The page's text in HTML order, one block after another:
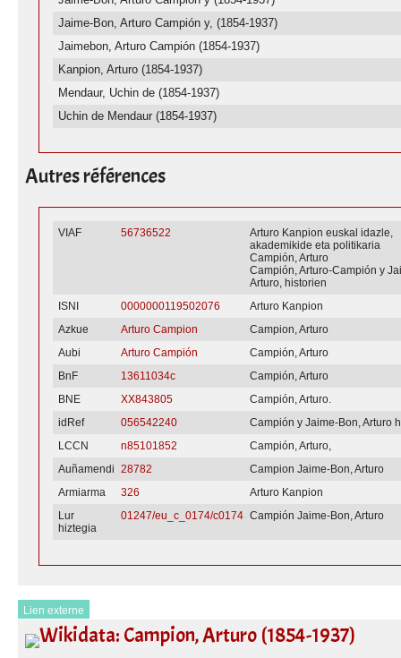
Jaime-Bon, Arturo Campión y, (1854-1937)
Jaimebon, Arturo Campión (1854-1937)
Kanpion, Arturo (1854-1937)
Mendaur, Uchin de (1854-1937)
Uchin de Mendaur (1854-1937)
Autres références
VIAF 56736522
Arturo Kanpion euskal idazle,
akademikide eta politikaria
Campión, Arturo
Campión, Arturo-Campión y
Arturo, historien
ISNI
0000000119502076
Arturo Kanpion
Azkue
Arturo Campion
Campion, Arturo
Aubi
Arturo Campión
Campión, Arturo
BnF
13611034c
Campión, Arturo
BNE
XX843805
Campión, Arturo.
idRef
056542240
Campión y Jaime-Bon, Arturo
LCCN
n85101852
Campión, Arturo,
Auñamendi 28782
Campion Jaime-Bon, Arturo
Armiarma
326
Arturo Kanpion
Lur
hiztegia
01247/eu_c_0174/c0174 Campión Jaime-Bon, Arturo
Lien externe
Wikidata: Campion, Arturo (1854-1937)